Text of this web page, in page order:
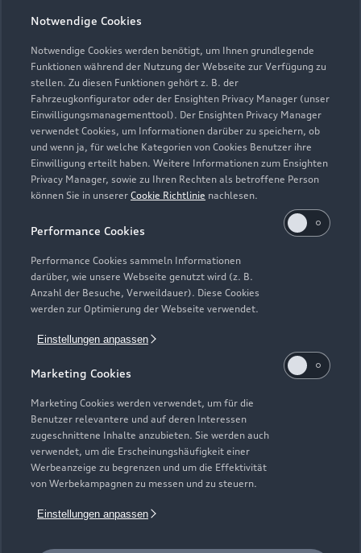
Notwendige Cookies
Notwendige Cookies werden benötigt, um Ihnen grundlegende
Funktionen während der Nutzung der Webseite zur Verfügung zu
stellen. Zu diesen Funktionen gehört z. B. der
Fahrzeugkonfigurator oder der Ensighten Privacy Manager (unser
Einwilligungsmanagementtool). Der Ensighten Privacy Manager
verwendet Cookies, um Informationen darüber zu speichern, ob
und wenn ja, für welche Kategorien von Cookies Benutzer ihre
Einwilligung erteilt haben. Weitere Informationen zum Ensighten
Privacy Manager, sowie zu Ihren Rechten als betroffene Person
können Sie in unserer Cookie Richtlinie nachlesen.
Performance Cookies
Performance Cookies sammeln Informationen
darüber, wie unsere Webseite genutzt wird (z. B.
Anzahl der Besuche, Verweildauer). Diese Cookies
werden zur Optimierung der Webseite verwendet.
Einstellungen anpassen
Marketing Cookies
Marketing Cookies werden verwendet, um für die
Benutzer relevantere und auf deren Interessen
zugeschnittene Inhalte anzubieten. Sie werden auch
verwendet, um die Erscheinungshäufigkeit einer
Werbeanzeige zu begrenzen und um die Effektivität
von Werbekampagnen zu messen und zu steuern.
Einstellungen anpassen
Zurück nach oben
Modelle
Elektromodelle
Plug-in-Hybride
Neuwagensuche
Gebrauchtwagensuche
Geschäftskunden
Service & Zubehör
Saisonale Angebote
Audi Services
Garantie
Audi digital services
myAudi
Support
Audi Code
Häufige Fragen (FAQ)
Audi Online Beratung
Online-Terminvereinbarung
Servicekontakt
Über Audi
Unternehmen
Karriere
Investor Relations
© 2026 AUDI AG. Alle Rechte vorbehalten
Impressum Rechtliches